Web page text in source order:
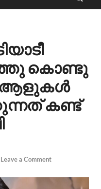
കൊണ്ടു
ആളുകൾ
കണ്ട്
Leave a Comment